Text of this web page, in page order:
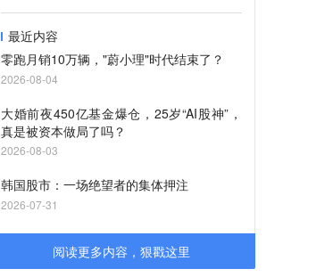
最近内容
零跑月销10万辆，"蔚小理"时代结束了？
2026-08-04
大婚前夜450亿基金爆仓，25岁“AI股神”，
真是被资本做局了吗？
2026-08-03
韩国股市：一场绝望者的集体押注
2026-07-31
阅读更多内容，狠戳这里